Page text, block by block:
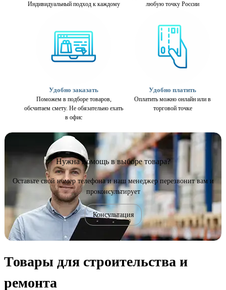
Индивидуальный подход к каждому
любую точку России
Удобно заказать
Поможем в подборе товаров,
обсчитаем смету. Не обязательно ехать
в офис
Удобно платить
Оплатить можно онлайн или в
торговой точке
Нужна помощь в выборе товара?
Оставьте свой номер телефона и наш менеджер перезвонит вам и
проконсультирует
Консультация
Товары для строительства и
ремонта